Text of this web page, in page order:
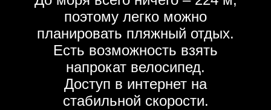
поэтому легко можно
планировать пляжный отдых.
Есть возможность взять
напрокат велосипед.
Доступ в интернет на
стабильной скорости.